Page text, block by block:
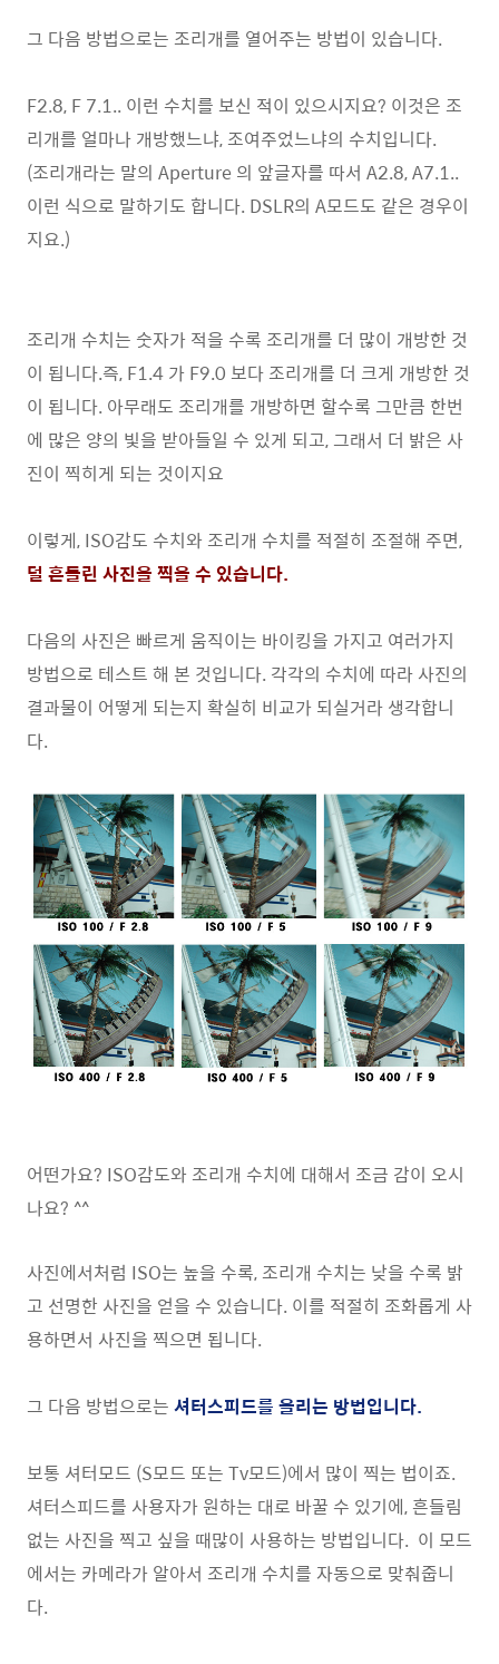
그 다음 방법으로는 조리개를 열어주는 방법이 있습니다.
F2.8, F 7.1.. 이런 수치를 보신 적이 있으시지요? 이것은 조
리개를 얼마나 개방했느냐, 조여주었느냐의 수치입니다.
(조리개라는 말의 Aperture 의 앞글자를 따서 A2.8, A7.1..
이런 식으로 말하기도 합니다. DSLR의 A모드도 같은 경우이
지요.)
조리개 수치는 숫자가 적을 수록 조리개를 더 많이 개방한 것
이 됩니다.즉, F1.4 가 F9.0 보다 조리개를 더 크게 개방한 것
이 됩니다. 아무래도 조리개를 개방하면 할수록 그만큼 한번
에 많은 양의 빛을 받아들일 수 있게 되고, 그래서 더 밝은 사
진이 찍히게 되는 것이지요
이렇게, ISO감도 수치와 조리개 수치를 적절히 조절해 주면,
덜 흔들린 사진을 찍을 수 있습니다.
다음의 사진은 빠르게 움직이는 바이킹을 가지고 여러가지
방법으로 테스트 해 본 것입니다. 각각의 수치에 따라 사진의
결과물이 어떻게 되는지 확실히 비교가 되실거라 생각합니
다.
어떤가요? ISO감도와 조리개 수치에 대해서 조금 감이 오시
나요? ^^
사진에서처럼 ISO는 높을 수록, 조리개 수치는 낮을 수록 밝
고 선명한 사진을 얻을 수 있습니다. 이를 적절히 조화롭게 사
용하면서 사진을 찍으면 됩니다.
그 다음 방법으로는 셔터스피드를 올리는 방법입니다.
보통 셔터모드 (S모드 또는 Tv모드)에서 많이 찍는 법이죠.
셔터스피드를 사용자가 원하는 대로 바꿀 수 있기에, 흔들림
없는 사진을 찍고 싶을 때많이 사용하는 방법입니다. 이 모드
에서는 카메라가 알아서 조리개 수치를 자동으로 맞춰줍니
다.